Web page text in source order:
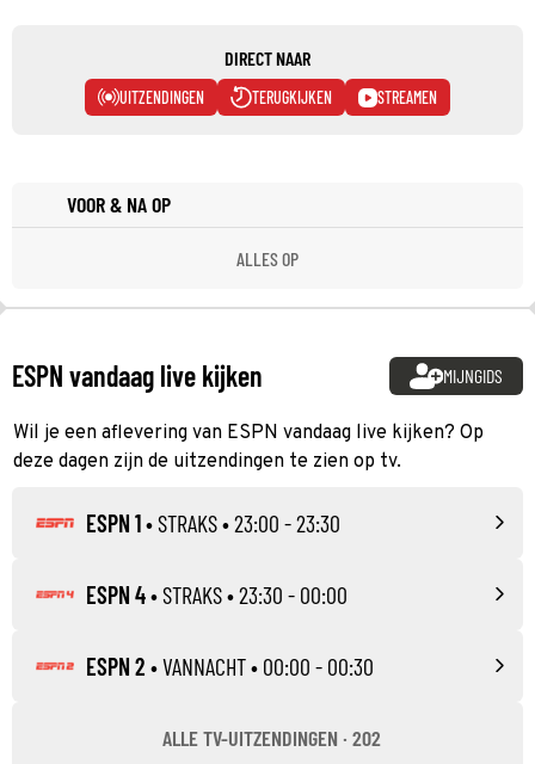
DIRECT NAAR
UITZENDINGEN TERUGKIJKEN STREAMEN
VOOR & NA OP
ALLES OP
ESPN vandaag live kijken MIJNGIDS
Wil je een aflevering van ESPN vandaag live kijken? Op
deze dagen zijn de uitzendingen te zien op tv.
ESPN 1•STRAKS• 23:00 - 23:30
ESPN 4•STRAKS• 23:30 - 00:00
ESPN 2 •VANNACHT• 00:00 - 00:30
ALLE TV-UITZENDINGEN · 202